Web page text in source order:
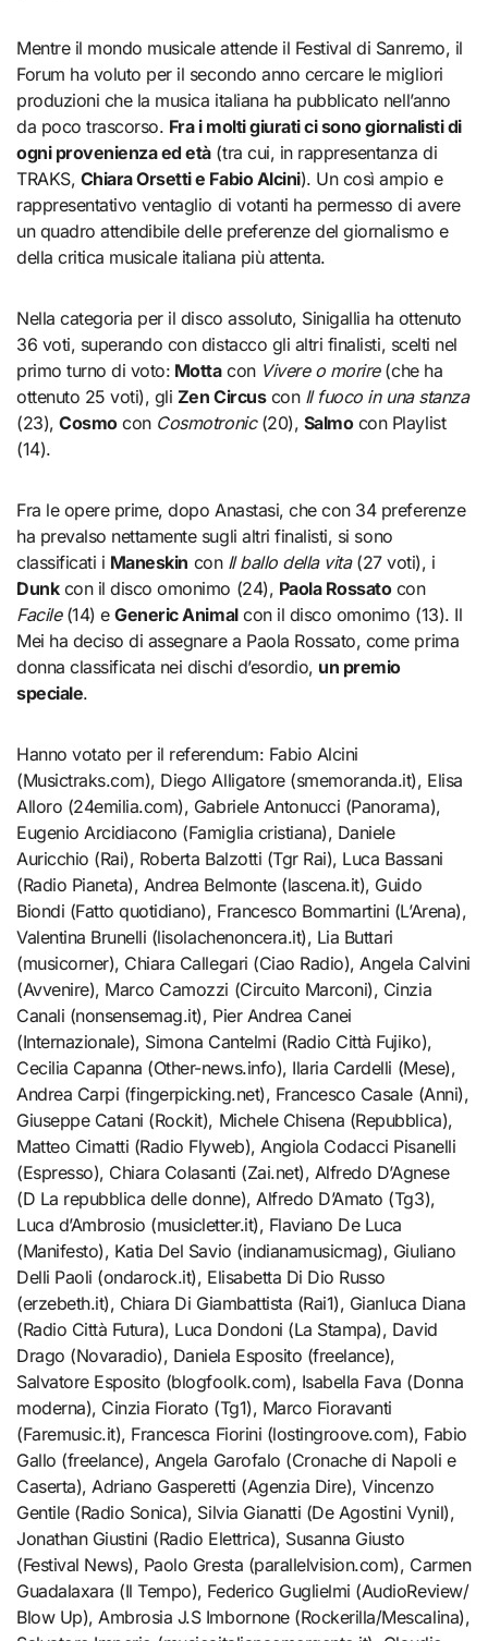
Mentre il mondo musicale attende il Festival di Sanremo, il
Forum ha voluto per il secondo anno cercare le migliori
produzioni che la musica italiana ha pubblicato nell’anno
da poco trascorso. Fra i molti giurati ci sono giornalisti di
ogni provenienza ed età(tra cui, in rappresentanza di
TRAKS, Chiara Orsetti e Fabio Alcini). Un così ampio e
rappresentativo ventaglio di votanti ha permesso di avere
un quadro attendibile delle preferenze del giornalismo e
della critica musicale italiana più attenta.
Nella categoria per il disco assoluto, Sinigallia ha ottenuto
36 voti, superando con distacco gli altri finalisti, scelti nel
primo turno di voto: Mottacon Vivere o morire(che ha
ottenuto 25 voti), gli Zen Circuscon Il fuoco in una stanza
(23),Cosmocon Cosmotronic(20), Salmocon Playlist
(14).
Fra le opere prime, dopo Anastasi, che con 34 preferenze
ha prevalso nettamente sugli altri finalisti, si sono
classificati i Maneskin con Il ballo della vita(27 voti), i
Dunkcon il disco omonimo (24), Paola Rossatocon
Facile(14) eGeneric Animalcon il disco omonimo (13). Il
Mei ha deciso di assegnare a Paola Rossato, come prima
donna classificata nei dischi d’esordio, un premio
speciale.
Hanno votato per il referendum: Fabio Alcini
(Musictraks.com), Diego Alligatore (smemoranda.it), Elisa
Alloro (24emilia.com), Gabriele Antonucci (Panorama),
Eugenio Arcidiacono (Famiglia cristiana), Daniele
Auricchio (Rai), Roberta Balzotti (Tgr Rai), Luca Bassani
(Radio Pianeta), Andrea Belmonte (lascena.it), Guido
Biondi (Fatto quotidiano), Francesco Bommartini (L’Arena),
Valentina Brunelli (lisolachenoncera.it), Lia Buttari
(musicorner), Chiara Callegari (Ciao Radio), Angela Calvini
(Avvenire), Marco Camozzi (Circuito Marconi), Cinzia
Canali (nonsensemag.it), Pier Andrea Canei
(Internazionale), Simona Cantelmi (Radio Città Fujiko),
Cecilia Capanna (Other-news.info), Ilaria Cardelli (Mese),
Andrea Carpi (fingerpicking.net), Francesco Casale (Anni),
Giuseppe Catani (Rockit), Michele Chisena (Repubblica),
Matteo Cimatti (Radio Flyweb), Angiola Codacci Pisanelli
(Espresso), Chiara Colasanti (Zai.net), Alfredo D’Agnese
(D La repubblica delle donne), Alfredo D’Amato (Tg3),
Luca d’Ambrosio (musicletter.it), Flaviano De Luca
(Manifesto), Katia Del Savio (indianamusicmag), Giuliano
Delli Paoli (ondarock.it), Elisabetta Di Dio Russo
(erzebeth.it), Chiara Di Giambattista (Rai1), Gianluca Diana
(Radio Città Futura), Luca Dondoni (La Stampa), David
Drago (Novaradio), Daniela Esposito (freelance),
Salvatore Esposito (blogfoolk.com), Isabella Fava (Donna
moderna), Cinzia Fiorato (Tg1), Marco Fioravanti
(Faremusic.it), Francesca Fiorini (lostingroove.com), Fabio
Gallo (freelance), Angela Garofalo (Cronache di Napoli e
Caserta), Adriano Gasperetti (Agenzia Dire), Vincenzo
Gentile (Radio Sonica), Silvia Gianatti (De Agostini Vynil),
Jonathan Giustini (Radio Elettrica), Susanna Giusto
(Festival News), Paolo Gresta (parallelvision.com), Carmen
Guadalaxara (Il Tempo), Federico Guglielmi (AudioReview/
Blow Up), Ambrosia J.S Imbornone (Rockerilla/Mescalina),